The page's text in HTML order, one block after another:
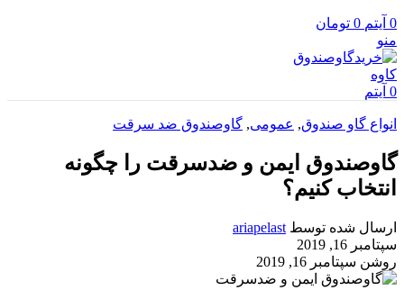
0 آیتم 0 تومان
منو
0 آیتم
انواع گاو صندوق, عمومی, گاوصندوق ضد سرقت
گاوصندوق ایمن و ضدسرقت را چگونه
انتخاب کنیم؟
ارسال شده توسط ariapelast
سپتامبر 16, 2019
روشن سپتامبر 16, 2019